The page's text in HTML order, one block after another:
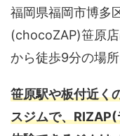
福岡県福岡市博多
(chocoZAP)笹原
から徒歩9分の場
笹原駅や板付近く
スジムで、